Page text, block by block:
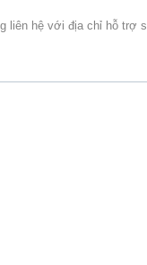
liên hệ với địa chỉ hỗ trợ